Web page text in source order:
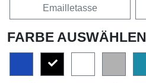
Emailletasse
FARBE AUSWÄHLEN